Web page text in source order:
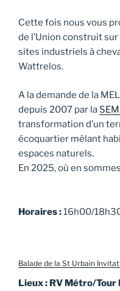
Cette fois nous vous
de l’Union construit
sites industriels à
Wattrelos.
A la demande de la
depuis 2007 par la
transformation d’un
écoquartier mêlant
espaces naturels.
En 2025, où en
Horaires :16h00/
Balade de la St Urbain
Lieux : RV Métro/